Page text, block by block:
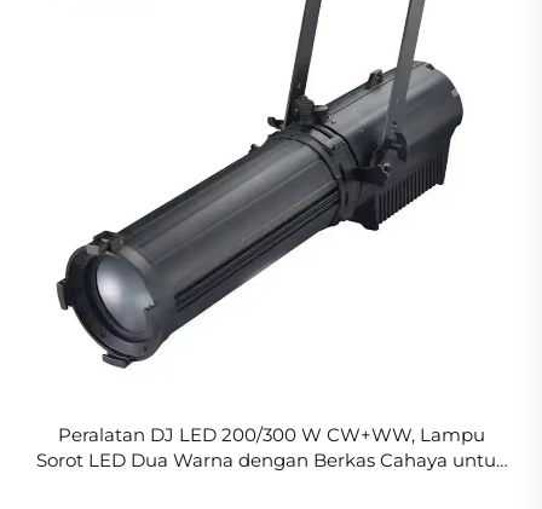
Peralatan DJ LED 200/300 W CW+WW, Lampu
Sorot LED Dua Warna dengan Berkas Cahaya untuk